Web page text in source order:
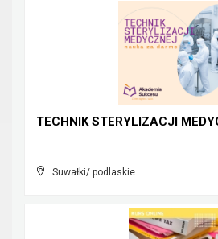
Suwałki/ podlaskie